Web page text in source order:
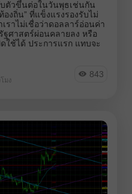
บตัวขึ้นต่อในวันพุธเช่นกัน
งถิ่น” ที่แข็งแรงรองรับไม่
ราไม่เชื่อว่าดอลลาร์อ่อนค่า
ฐศาสตร์ผ่อนคลายลง หรือ
ใช้ได้ ประการแรก แทบจะ
มง
843